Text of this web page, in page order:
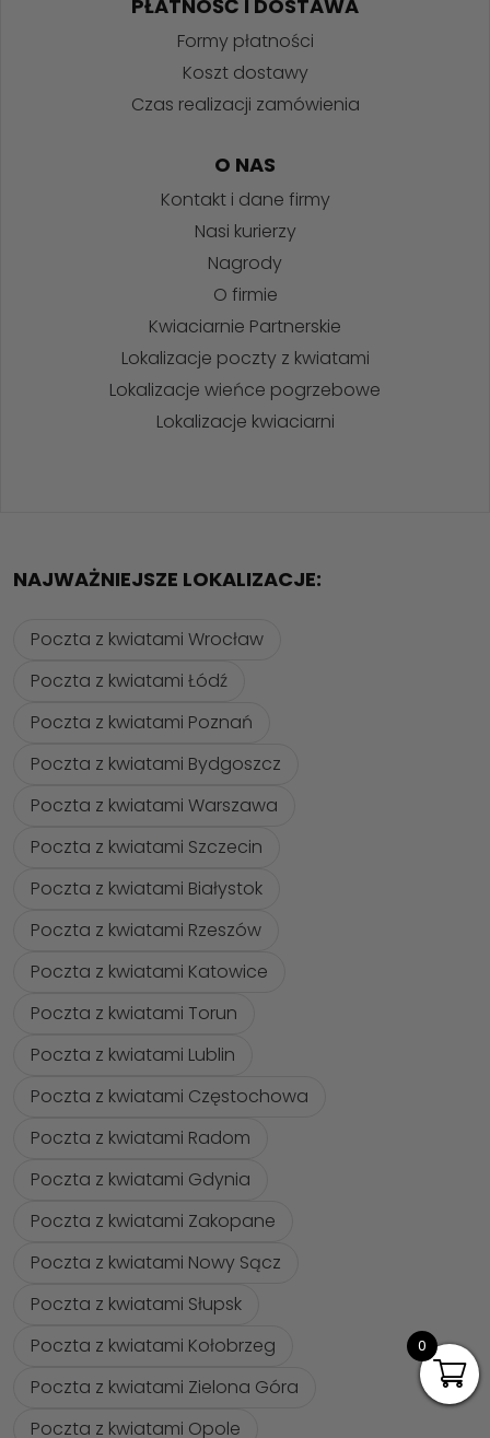
PŁATNOŚĆ I DOSTAWA
Formy płatności
Koszt dostawy
Czas realizacji zamówienia
O NAS
Kontakt i dane firmy
Nasi kurierzy
Nagrody
O firmie
Kwiaciarnie Partnerskie
Lokalizacje poczty z kwiatami
Lokalizacje wieńce pogrzebowe
Lokalizacje kwiaciarni
NAJWAŻNIEJSZE LOKALIZACJE:
Poczta z kwiatami Wrocław
Poczta z kwiatami Łódź
Poczta z kwiatami Poznań
Poczta z kwiatami Bydgoszcz
Poczta z kwiatami Warszawa
Poczta z kwiatami Szczecin
Poczta z kwiatami Białystok
Poczta z kwiatami Rzeszów
Poczta z kwiatami Katowice
Poczta z kwiatami Torun
Poczta z kwiatami Lublin
Poczta z kwiatami Częstochowa
Poczta z kwiatami Radom
Poczta z kwiatami Gdynia
Poczta z kwiatami Zakopane
Poczta z kwiatami Nowy Sącz
Poczta z kwiatami Słupsk
Poczta z kwiatami Kołobrzeg
Poczta z kwiatami Zielona Góra
Poczta z kwiatami Opole
0